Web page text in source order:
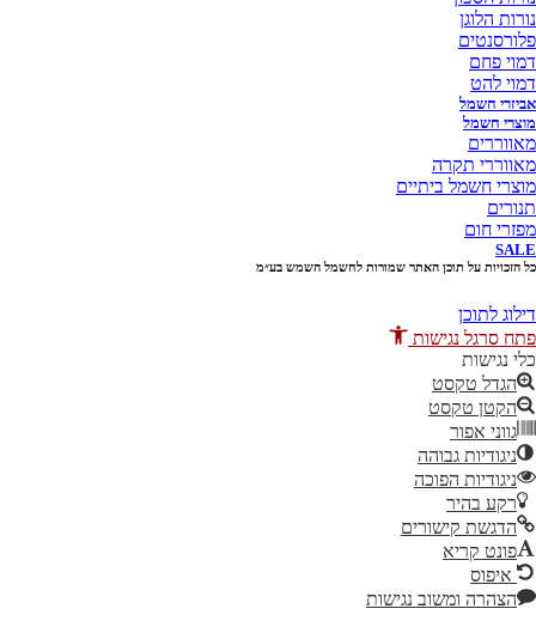
הלוגן
פחם
להט
חשמל
חשמל
תקרה
חשמל ביתיים
חום
הזכויות על תוכן האתר שמורות לחשמל השמש בע״מ
לתוכן
סרגל נגישות
נגישות
הגדל טקסט
הקטן טקסט
גווני אפור
ניגודיות גבוהה
ניגודיות הפוכה
רקע בהיר
הדגשת קישורים
פונט קריא
איפוס
הצהרה ומשוב נגישות